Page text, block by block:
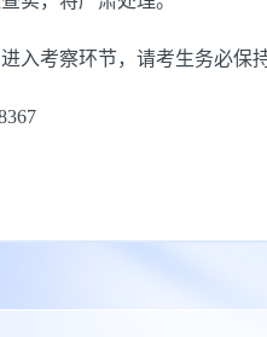
入考察环节，请考生务必保